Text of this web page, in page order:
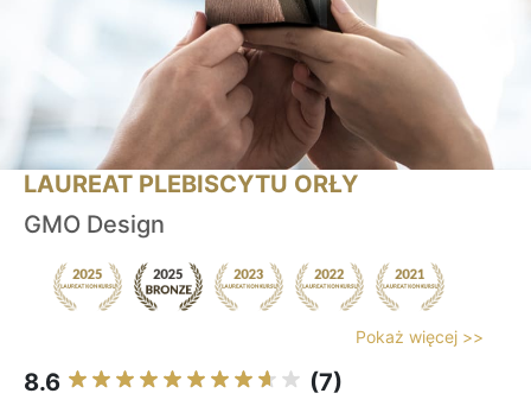
LAUREAT PLEBISCYTU ORŁY
GMO Design
Pokaż więcej >>
8.6 (7)